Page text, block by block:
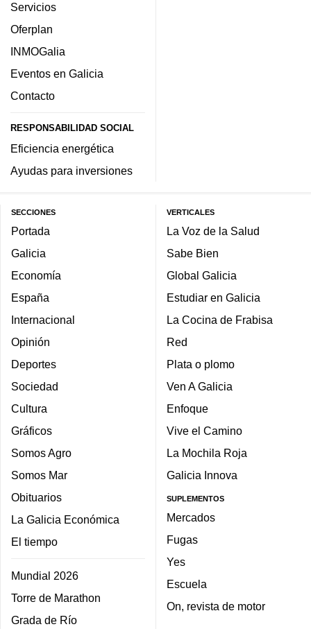
Servicios
Oferplan
INMOGalia
Eventos en Galicia
Contacto
RESPONSABILIDAD SOCIAL
Eficiencia energética
Ayudas para inversiones
SECCIONES
Portada
Galicia
Economía
España
Internacional
Opinión
Deportes
Sociedad
Cultura
Gráficos
Somos Agro
Somos Mar
Obituarios
La Galicia Económica
El tiempo
Mundial 2026
Torre de Marathon
Grada de Río
VERTICALES
La Voz de la Salud
Sabe Bien
Global Galicia
Estudiar en Galicia
La Cocina de Frabisa
Red
Plata o plomo
Ven A Galicia
Enfoque
Vive el Camino
La Mochila Roja
Galicia Innova
SUPLEMENTOS
Mercados
Fugas
Yes
Escuela
On, revista de motor